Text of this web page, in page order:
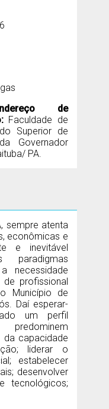
de
Faculdade de
Superior de
Governador
PA.
sempre atenta
econômicas e
e inevitável
paradigmas
necessidade
profissional
Município de
Daí esperar-
um perfil
da capacidade
liderar o
estabelecer
desenvolver
tecnológicos;